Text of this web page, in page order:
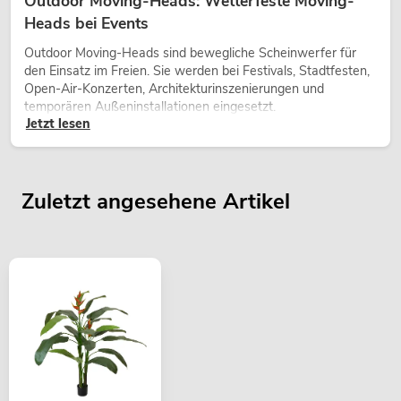
Heads bei Events
Outdoor Moving-Heads sind bewegliche Scheinwerfer für
den Einsatz im Freien. Sie werden bei Festivals, Stadtfesten,
Open-Air-Konzerten, Architekturinszenierungen und
temporären Außeninstallationen eingesetzt.
Jetzt lesen
Zuletzt angesehene Artikel